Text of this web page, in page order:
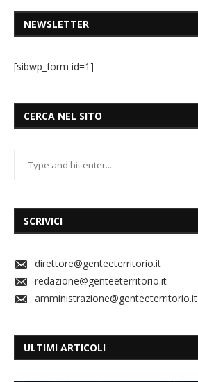
NEWSLETTER
[sibwp_form id=1]
CERCA NEL SITO
SCRIVICI
direttore@genteeterritorio.it
redazione@genteeterritorio.it
amministrazione@genteeterritorio.it
ULTIMI ARTICOLI